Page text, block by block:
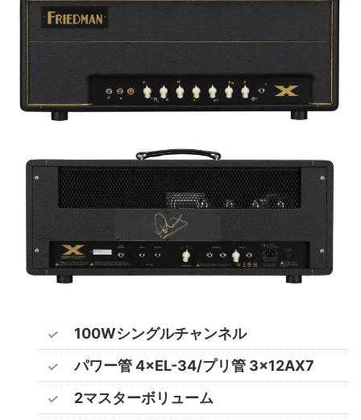
100Wシングルチャンネル
パワー管 4×EL-34/プリ管 3×12AX7
2マスターボリューム